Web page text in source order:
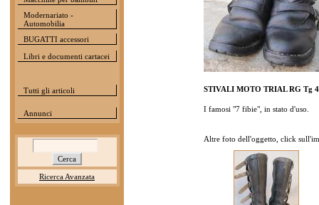
Modernariato -
Automobilia
BUGATTI accessori
Libri e documenti cartacei
Tutti gli articoli
Annunci
Ricerca Avanzata
STIVALI MOTO TRIAL RG Tg
I famosi "7 fibie", in stato d'uso.
Altre foto dell'oggetto, click